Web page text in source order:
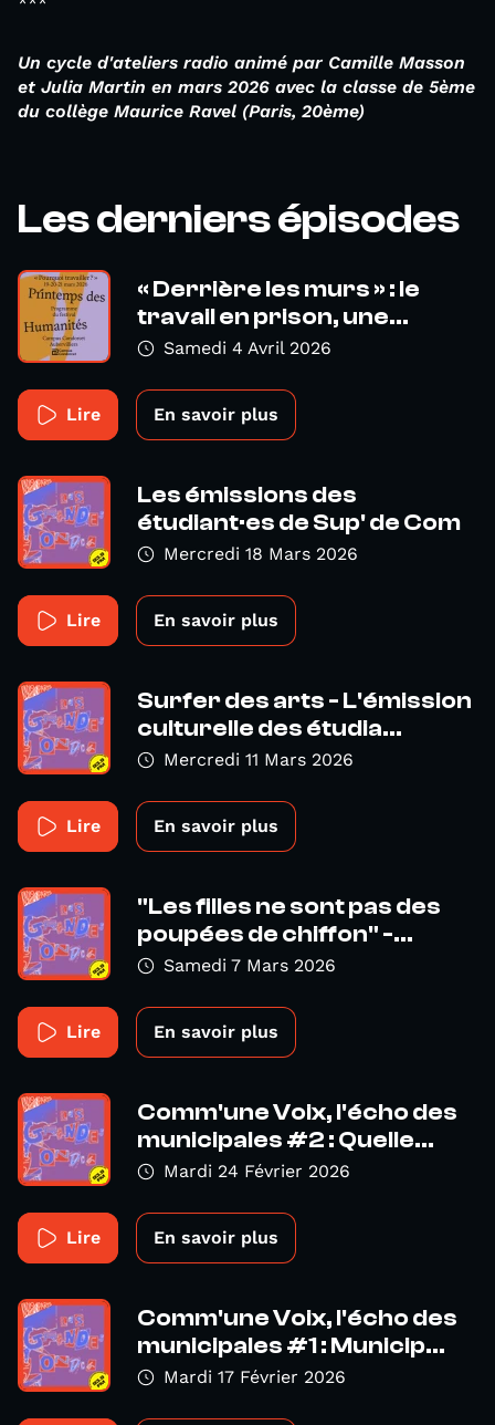
Un cycle d'ateliers radio animé par Camille Masson
et Julia Martin en mars 2026 avec la classe de 5ème
du collège Maurice Ravel (Paris, 20ème)
Les derniers épisodes
« Derrière les murs » : le
travail en prison, une...
Samedi 4 Avril 2026
Lire En savoir plus
Les émissions des
étudiant·es de Sup' de Com
Mercredi 18 Mars 2026
Lire En savoir plus
Surfer des arts - L'émission
culturelle des étudia...
Mercredi 11 Mars 2026
Lire En savoir plus
"Les filles ne sont pas des
poupées de chiffon" -...
Samedi 7 Mars 2026
Lire En savoir plus
Comm'une Voix, l'écho des
municipales #2 : Quelle...
Mardi 24 Février 2026
Lire En savoir plus
Comm'une Voix, l'écho des
municipales #1 : Municip...
Mardi 17 Février 2026